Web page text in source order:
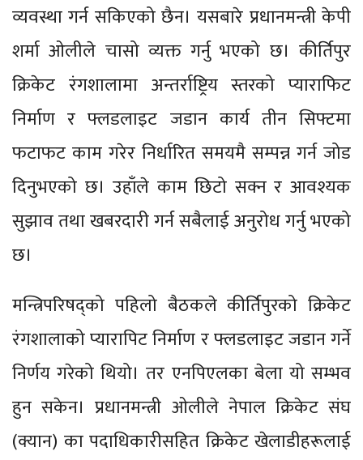
व्यवस्था गर्न सकिएको छैन। यसबारे प्रधानमन्त्री केपी
शर्मा ओलीले चासो व्यक्त गर्नु भएको छ। कीर्तिपुर
क्रिकेट रंगशालामा अन्तर्राष्ट्रिय स्तरको प्याराफिट
निर्माण र फ्लडलाइट जडान कार्य तीन सिफ्टमा
फटाफट काम गरेर निर्धारित समयमै सम्पन्न गर्न जोड
दिनुभएको छ। उहाँले काम छिटो सक्न र आवश्यक
सुझाव तथा खबरदारी गर्न सबैलाई अनुरोध गर्नु भएको
छ।
मन्त्रिपरिषद्को पहिलो बैठकले कीर्तिपुरको क्रिकेट
रंगशालाको प्यारापिट निर्माण र फ्लडलाइट जडान गर्ने
निर्णय गरेको थियो। तर एनपिएलका बेला यो सम्भव
हुन सकेन। प्रधानमन्त्री ओलीले नेपाल क्रिकेट संघ
(क्यान) का पदाधिकारीसहित क्रिकेट खेलाडीहरूलाई